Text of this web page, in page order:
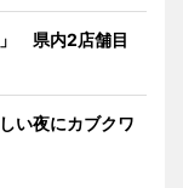
」 県内2店舗目
い夜にカブクワ